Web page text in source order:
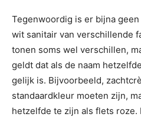
Tegenwoordig is er bijna
wit sanitair van verschillende
tonen soms wel verschillen,
geldt dat als de naam
gelijk is. Bijvoorbeeld,
standaardkleur moeten zijn,
hetzelfde te zijn als flets